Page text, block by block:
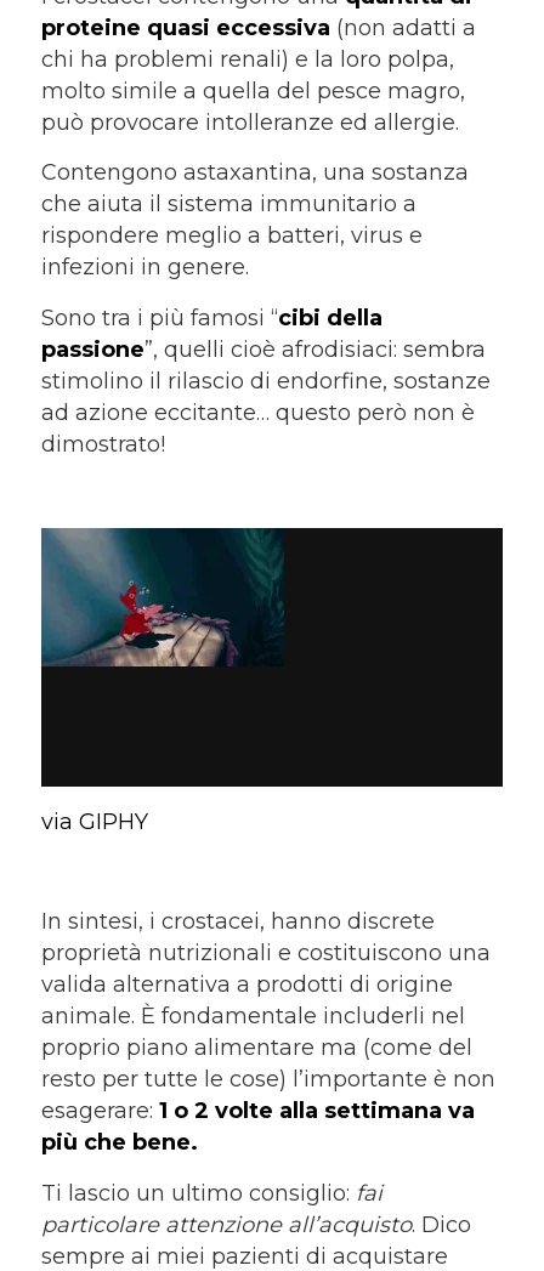
proteine quasi eccessiva (non adatti a
chi ha problemi renali) e la loro polpa,
molto simile a quella del pesce magro,
può provocare intolleranze ed allergie.
Contengono astaxantina, una sostanza
che aiuta il sistema immunitario a
rispondere meglio a batteri, virus e
infezioni in genere.
Sono tra i più famosi “cibi della
passione”, quelli cioè afrodisiaci: sembra
stimolino il rilascio di endorfine, sostanze
ad azione eccitante… questo però non è
dimostrato!
via GIPHY
In sintesi, i crostacei, hanno discrete
proprietà nutrizionali e costituiscono una
valida alternativa a prodotti di origine
animale. È fondamentale includerli nel
proprio piano alimentare ma (come del
resto per tutte le cose) l’importante è non
esagerare: 1 o 2 volte alla settimana va
più che bene.
Ti lascio un ultimo consiglio: fai
particolare attenzione all’acquisto. Dico
sempre ai miei pazienti di acquistare